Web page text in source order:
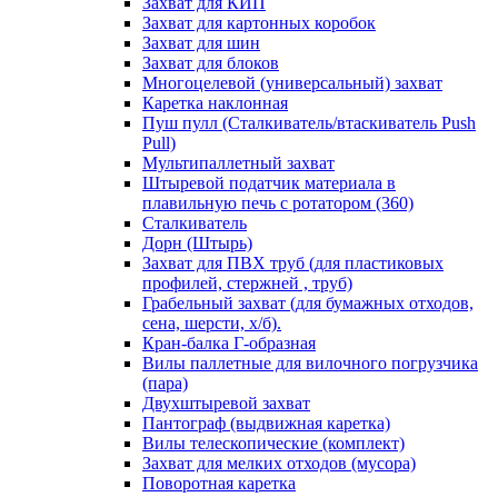
Захват для картонных коробок
Захват для шин
Захват для блоков
Многоцелевой (универсальный) захват
Каретка наклонная
Пуш пулл (Сталкиватель/втаскиватель Push
Pull)
Мультипаллетный захват
Штыревой податчик материала в
плавильную печь с ротатором (360)
Сталкиватель
Дорн (Штырь)
Захват для ПВХ труб (для пластиковых
профилей, стержней , труб)
Грабельный захват (для бумажных отходов,
сена, шерсти, х/б).
Кран-балка Г-образная
Вилы паллетные для вилочного погрузчика
(пара)
Двухштыревой захват
Пантограф (выдвижная каретка)
Вилы телескопические (комплект)
Захват для мелких отходов (мусора)
Поворотная каретка